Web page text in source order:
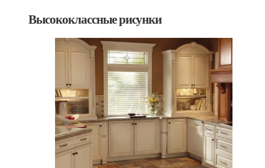
Высококлассные рисунки